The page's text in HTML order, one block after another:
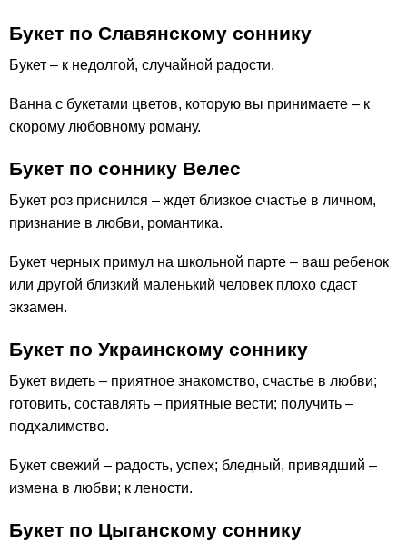
Букет по Славянскому соннику
Букет – к недолгой, случайной радости.
Ванна с букетами цветов, которую вы принимаете – к
скорому любовному роману.
Букет по соннику Велес
Букет роз приснился – ждет близкое счастье в личном,
признание в любви, романтика.
Букет черных примул на школьной парте – ваш ребенок
или другой близкий маленький человек плохо сдаст
экзамен.
Букет по Украинскому соннику
Букет видеть – приятное знакомство, счастье в любви;
готовить, составлять – приятные вести; получить –
подхалимство.
Букет свежий – радость, успех; бледный, привядший –
измена в любви; к лености.
Букет по Цыганскому соннику